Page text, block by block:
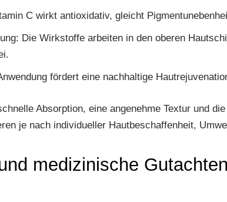
C wirkt antioxidativ, gleicht
Die Wirkstoffe arbeiten in den oberen
fördert eine nachhaltige
Absorption, eine angenehme Textur und
je nach individueller Hautbeschaffenheit,
medizinische